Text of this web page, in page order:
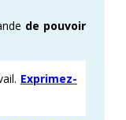
de pouvoir
Exprimez-